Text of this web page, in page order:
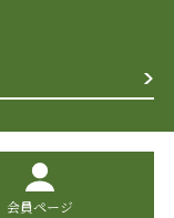
会員ページ